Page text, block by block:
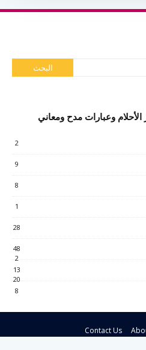
وعبارات مدح ومعاني
2
9
8
1
28
48
2
13
20
8
Contact Us